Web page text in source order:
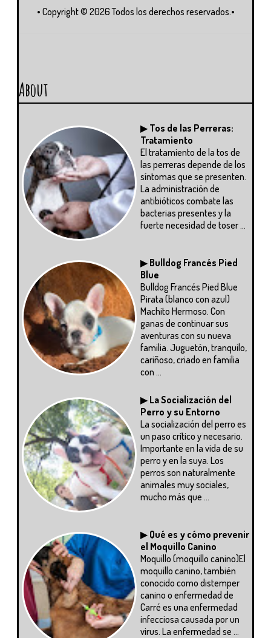
• Copyright © 2026 Todos los derechos reservados.•
About
▶ Tos de las Perreras:
Tratamiento
El tratamiento de la tos de
las perreras depende de los
síntomas que se presenten.
La administración de
antibióticos combate las
bacterias presentes y la
fuerte necesidad de toser ...
▶ Bulldog Francés Pied
Blue
Bulldog Francés Pied Blue
Pirata (blanco con azul)
Machito Hermoso. Con
ganas de continuar sus
aventuras con su nueva
familia. Juguetón, tranquilo,
cariñoso, criado en familia
con ...
▶ La Socialización del
Perro y su Entorno
La socialización del perro es
un paso crítico y necesario.
Importante en la vida de su
perro y en la suya. Los
perros son naturalmente
animales muy sociales,
mucho más que ...
▶ Qué es y cómo prevenir
el Moquillo Canino
Moquillo (moquillo canino)El
moquillo canino, también
conocido como distemper
canino o enfermedad de
Carré es una enfermedad
infecciosa causada por un
virus. La enfermedad se ...